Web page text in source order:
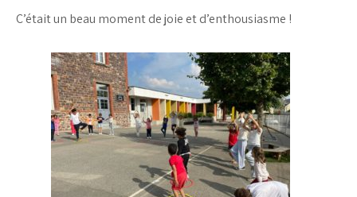
C’était un beau moment de joie et d’enthousiasme !